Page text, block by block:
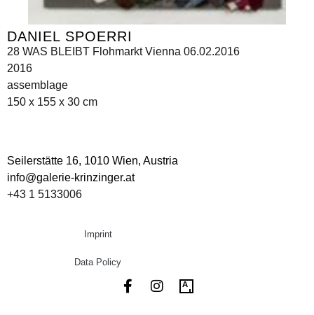
DANIEL SPOERRI
28 WAS BLEIBT Flohmarkt Vienna 06.02.2016
2016
assemblage
150 x 155 x 30 cm
Seilerstätte 16, 1010 Wien, Austria
info@galerie-krinzinger.at
+43 1 5133006
Imprint
Data Policy